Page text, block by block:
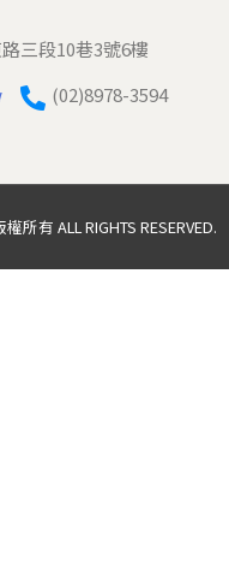
三段10巷3號6樓
(02)8978-3594
有 ALL RIGHTS RESERVED.